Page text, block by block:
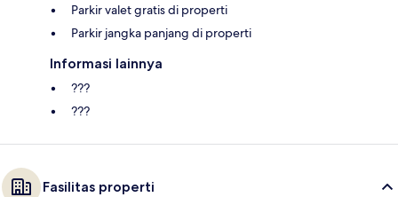
Parkir valet gratis di properti
Parkir jangka panjang di properti
Informasi lainnya
???
???
Fasilitas properti